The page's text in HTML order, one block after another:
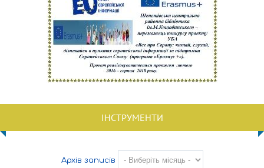
ІНСТРУМЕНТИ
Архів записів